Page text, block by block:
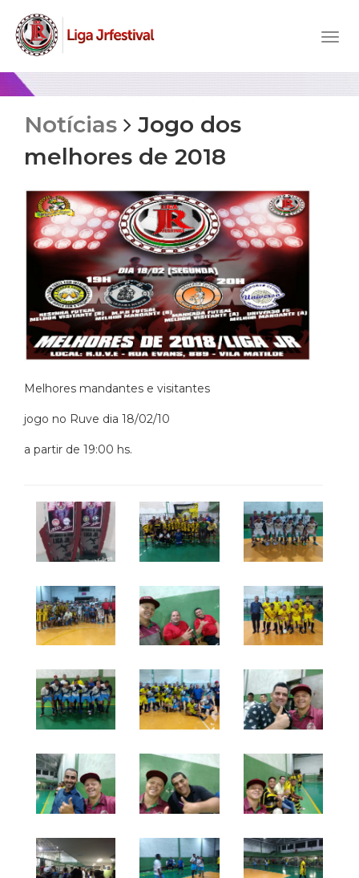
Notícias
Jogo dos
melhores de 2018
Melhores mandantes e visitantes
jogo no Ruve dia 18/02/10
a partir de 19:00 hs.